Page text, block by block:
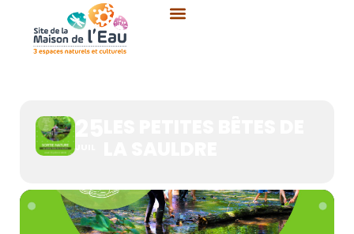
contenu
25
JUIL